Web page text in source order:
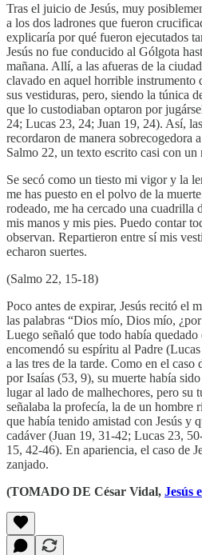
Tras el juicio de Jesús, muy
a los dos ladrones que fueron
explicaría por qué fueron ejecutados
Jesús no fue conducido al Gólgota
mañana. Allí, a las afueras de la
clavado en aquel horrible instrumento
sus vestiduras, pero, siendo la túnica
que lo custodiaban optaron por
24; Lucas 23, 24; Juan 19, 24). Así,
recordaron de manera sobrecogedora
Salmo 22, un texto escrito casi con
Se secó como un tiesto mi vigor y la
me has puesto en el polvo de la
rodeado, me ha cercado una cuadrilla
mis manos y mis pies. Puedo contar
observan. Repartieron entre sí mis
echaron suertes.
(Salmo 22, 15-18)
Poco antes de expirar, Jesús recitó el
las palabras “Dios mío, Dios mío,
Luego señaló que todo había
encomendó su espíritu al Padre
a las tres de la tarde. Como en el
por Isaías (53, 9), su muerte había
lugar al lado de malhechores, pero su
señalaba la profecía, la de un hombre
que había tenido amistad con Jesús y
cadáver (Juan 19, 31-42; Lucas 23,
15, 42-46). En apariencia, el caso de
zanjado.
(TOMADO DE César Vidal, Jesús